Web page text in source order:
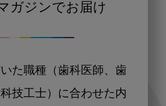
ガジンでお届け
た職種（歯科医師、歯
技工士）に合わせた内